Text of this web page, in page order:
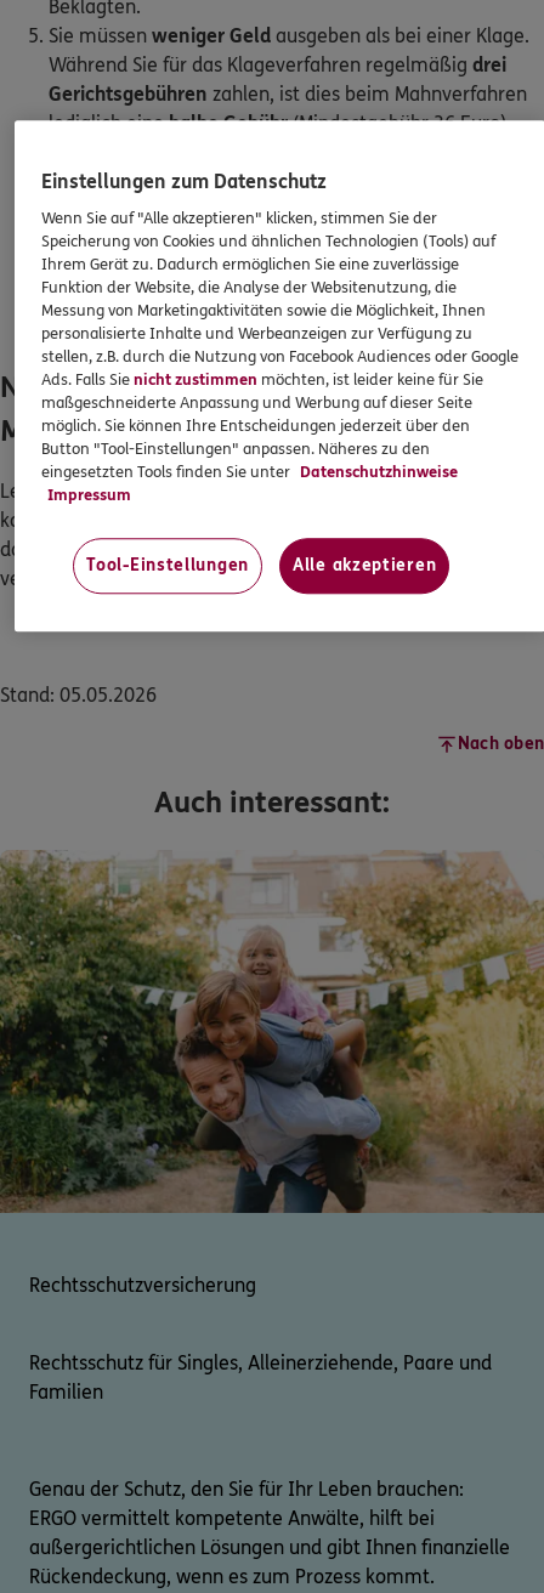
Beklagten.
Sie müssen weniger Geld ausgeben als bei einer Klage.
Während Sie für das Klageverfahren regelmäßig drei
Gerichtsgebühren zahlen, ist dies beim Mahnverfahren
lediglich einehalbe Gebühr(Mindestgebühr 36 Euro).
droht, können Sie Ihre Ansprüche noch
ohne großen Aufwandper gerichtlichem
Mahnverfahren geltend machen. Die Zustellung des
Mahnbescheidshemmt die Verjährung(ebenso wie die
Klageerhebung). Die regelmäßige Verjährungsfrist
beträgtdrei Jahre(Ende des Jahres).
Nachteile des gerichtlichen
Mahnverfahrens
Legt Ihr Schuldner gegen den Mahnbescheid
kommt es womöglich doch noch zur Zahlungsklage. Sie haben
dann mit dem (vorgeschalteten) Mahnverfahren aber Zeit
verloren.
Stand: 05.05.2026
Nach oben
Auch interessant:
Rechtsschutzversicherung
Rechtsschutz für Singles, Alleinerziehende, Paare und
Familien
Genau der Schutz, den Sie für Ihr Leben brauchen:
ERGO vermittelt kompetente Anwälte, hilft bei
außergerichtlichen Lösungen und gibt Ihnen finanzielle
Rückendeckung, wenn es zum Prozess kommt.
Einstellungen zum Datenschutz
Wenn Sie auf "Alle akzeptieren" klicken, stimmen Sie der
Speicherung von Cookies und ähnlichen Technologien (Tools) auf
Ihrem Gerät zu. Dadurch ermöglichen Sie eine zuverlässige
Funktion der Website, die Analyse der Websitenutzung, die
Messung von Marketingaktivitäten sowie die Möglichkeit, Ihnen
personalisierte Inhalte und Werbeanzeigen zur Verfügung zu
stellen, z.B. durch die Nutzung von Facebook Audiences oder Google
Ads. Falls Sienicht zustimmen möchten, ist leider keine für Sie
maßgeschneiderte Anpassung und Werbung auf dieser Seite
möglich. Sie können Ihre Entscheidungen jederzeit über den
Button "Tool-Einstellungen" anpassen. Näheres zu den
eingesetzten Tools finden Sie unter Datenschutzhinweise
Impressum
Tool-Einstellungen Alle akzeptieren